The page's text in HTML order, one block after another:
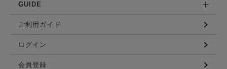
GUIDE
ご利用ガイド
ログイン
会員登録